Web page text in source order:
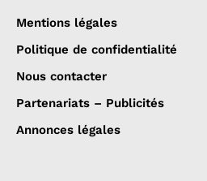
Mentions légales
Politique de confidentialité
Nous contacter
Partenariats – Publicités
Annonces légales